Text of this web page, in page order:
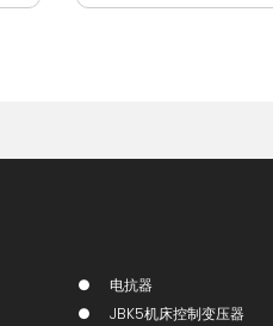
电抗器
JBK5机床控制变压器